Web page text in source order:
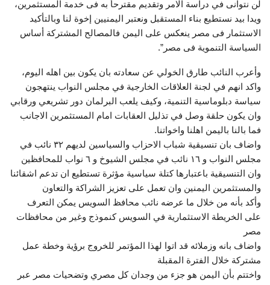
لن نتوانى في دراسة الامر وتقديم مقترحاً به فى خدمة المستثمرين،
ويدا بيد نستطيع بناء المستقبل ونعتبر اليمنيين إخوة لنا وبالتأكيد
الاستثمار فى مصر ينعكس على اليمن فالمصالح المشتركة أساس
السياسة التنموية فى مصر”.
‎وأعرب النائب طارق الخولي عن سعادته بان يكون بين اهله اليوم،
واكد انهم في لجنة العلاقات الخارجية في مجلس النواب ينتهجون
سياسة دبلوماسية التنمية، وكيف يلعب البرلمان دور تشريعي ورقابي
وان يكون حلقة وصل في تذليل العقابات امام المستثمرين الاجانب
فما بالنا باليمن اهلنا واخواتنا.
‎واضاف بان تنسيقية شباب الاحزاب والسياسين لديهم ٣٢ نائب في
مجلس النواب و ١٦ نائب في مجلس الشيوخ و ٦ نواب للمحافظين
وان التنسيقية باعتبارها كتلة سياسية مؤثرة تستطيع ان تدعم اشقائنا
والمستثمرين اليمنين وان تعمل على تعزيز الشراكة والتعاون
‎وأكد بأنه من خلال ما عرضه نائب محافظ السويس يمكن التعرف
على الخريطة الاستثمارية في السويس كنموذج وغير من محافظات
مصر
‎واضاف بانه وزملائه قد اتوا لهذا المؤتمر للخروج برؤية وخطة عمل
مشتركة خلال الفترة المقبلة
‎واختتم بأن اليمن هو جزء من وجدان كل مصري وتضحيات مصر عبر